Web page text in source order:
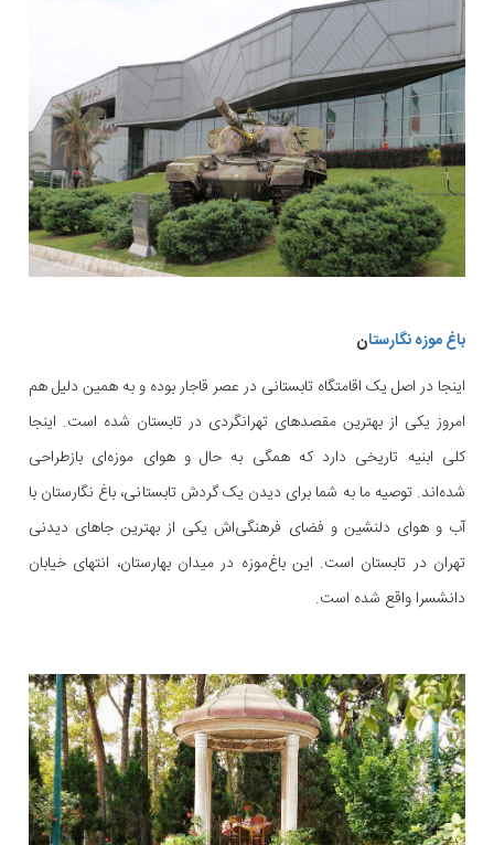
باغ موزه نگارستان
اینجا در اصل یک اقامتگاه تابستانی در عصر قاجار بوده و به همین دلیل هم
امروز یکی از بهترین مقصد‌های تهرانگردی در تابستان شده است. اینجا
کلی ابنیه تاریخی دارد که همگی به حال و هوای موزه‌ای بازطراحی
شده‌اند. توصیه ما به شما برای دیدن یک گردش تابستانی، باغ نگارستان با
آب و هوای دلنشین و فضای فرهنگی‌اش یکی از بهترین جاهای دیدنی
تهران در تابستان است. این باغ‌موزه در میدان بهارستان، انتهای خیابان
دانشسرا واقع شده است.